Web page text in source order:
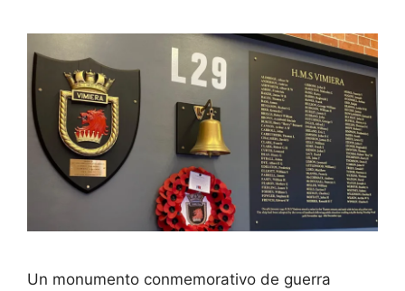
Un monumento conmemorativo de guerra